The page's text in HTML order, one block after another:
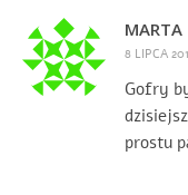
MARTA
8 LIPCA
Gofry
prostu